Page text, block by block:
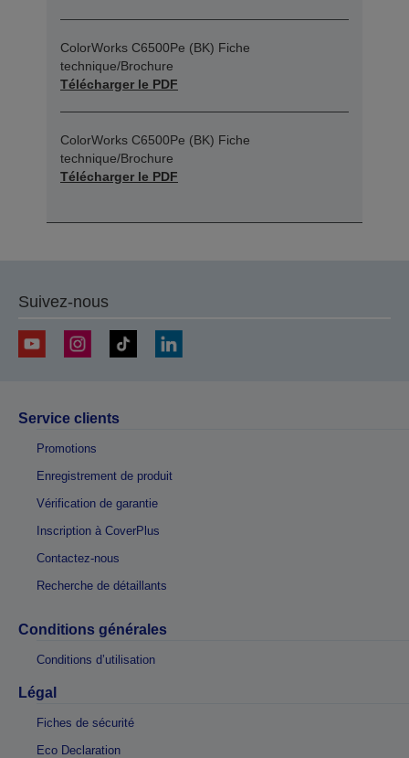
ColorWorks C6500Pe (BK) Fiche
technique/Brochure
Télécharger le PDF
ColorWorks C6500Pe (BK) Fiche
technique/Brochure
Télécharger le PDF
Suivez-nous
Service clients
Promotions
Enregistrement de produit
Vérification de garantie
Inscription à CoverPlus
Contactez-nous
Recherche de détaillants
Conditions générales
Conditions d’utilisation
Légal
Fiches de sécurité
Eco Declaration